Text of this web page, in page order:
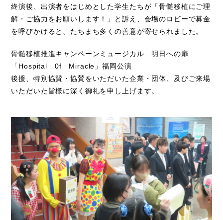
終演後、出演者をはじめとした学生たちが「骨髄移植にご理
解・ご協力をお願いします！」と訴え、会場のロビーで募金
を呼びかけると、たちまち多くの善意が寄せられました。
骨髄移植推進キャンペーンミュージカル 明日への扉
「Hospital 0f Miracle」福岡公演
後援、特別協賛・協賛をいただいた企業・団体、及びご来場
いただいた皆様に深く御礼を申し上げます。